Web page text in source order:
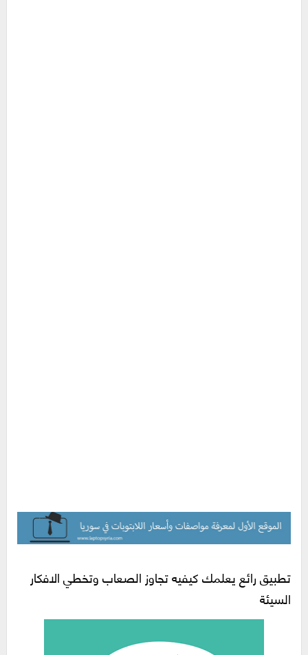
تطبيق رائع يعلمك كيفيه تجاوز الصعاب وتخطي الافكار
السيئة